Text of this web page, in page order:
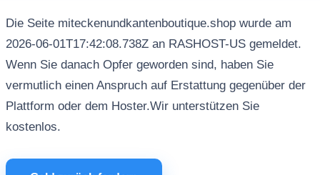
Die Seite miteckenundkantenboutique.shop wurde am
2026-06-01T17:42:08.738Z an RASHOST-US gemeldet.
Wenn Sie danach Opfer geworden sind, haben Sie
vermutlich einen Anspruch auf Erstattung gegenüber der
Plattform oder dem Hoster.Wir unterstützen Sie
kostenlos.